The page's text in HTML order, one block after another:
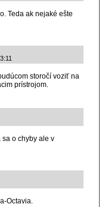
Teda ak nejaké ešte
storočí voziť na
prístrojom.
o chyby ale v
Octavia.